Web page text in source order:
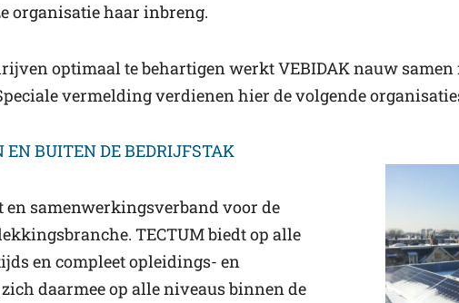
organisatie haar inbreng.
optimaal te behartigen werkt VEBIDAK nauw
vermelding verdienen hier de volgende
BUITEN DE BEDRIJFSTAK
samenwerkingsverband voor de
TECTUM biedt op alle
en compleet opleidings- en
daarmee op alle niveaus binnen de